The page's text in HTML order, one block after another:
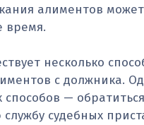
алиментов
время.
несколько
с должника.
—
судебных